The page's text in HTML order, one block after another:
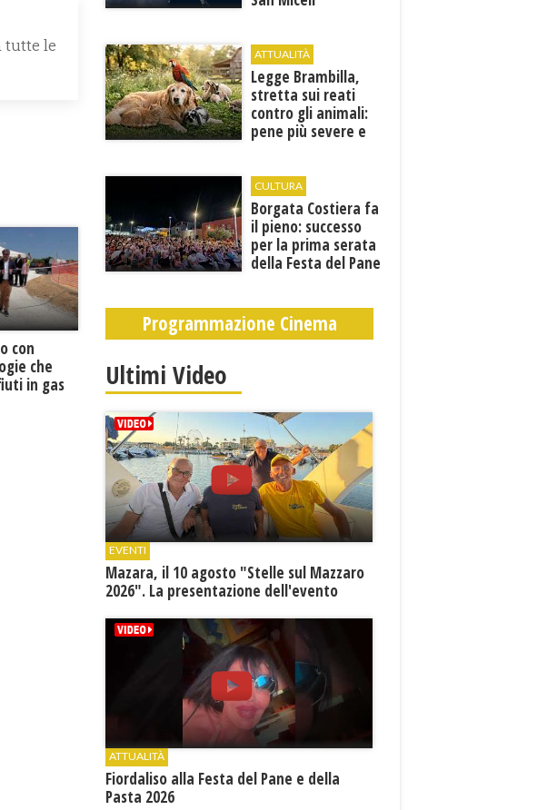
tutte le
con
che
in gas
ATTUALITÀ
Legge Brambilla,
stretta sui reati
contro gli animali:
pene più severe e
CULTURA
​Borgata Costiera fa
il pieno: successo
per la prima serata
della Festa del Pane
Programmazione Cinema
Ultimi Video
EVENTI
Mazara, il 10 agosto "Stelle sul Mazzaro
2026". La presentazione dell'evento
ATTUALITÀ
Fiordaliso alla Festa del Pane e della
Pasta 2026